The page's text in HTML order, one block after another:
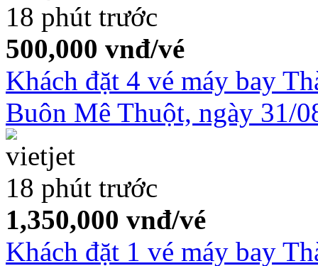
18 phút trước
500,000 vnđ/vé
Khách đặt 4 vé máy bay
Buôn Mê Thuột, ngày 31/
18 phút trước
1,350,000 vnđ/vé
Khách đặt 1 vé máy bay